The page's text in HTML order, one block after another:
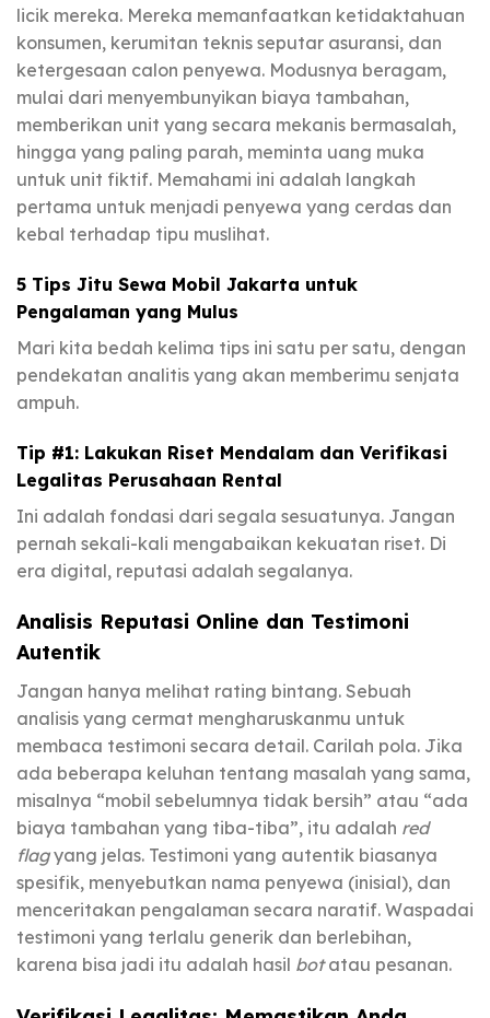
licik mereka. Mereka memanfaatkan ketidaktahuan
konsumen, kerumitan teknis seputar asuransi, dan
ketergesaan calon penyewa. Modusnya beragam,
mulai dari menyembunyikan biaya tambahan,
memberikan unit yang secara mekanis bermasalah,
hingga yang paling parah, meminta uang muka
untuk unit fiktif. Memahami ini adalah langkah
pertama untuk menjadi penyewa yang cerdas dan
kebal terhadap tipu muslihat.
5 Tips Jitu Sewa Mobil Jakarta untuk
Pengalaman yang Mulus
Mari kita bedah kelima tips ini satu per satu, dengan
pendekatan analitis yang akan memberimu senjata
ampuh.
Tip #1: Lakukan Riset Mendalam dan Verifikasi
Legalitas Perusahaan Rental
Ini adalah fondasi dari segala sesuatunya. Jangan
pernah sekali-kali mengabaikan kekuatan riset. Di
era digital, reputasi adalah segalanya.
Analisis Reputasi Online dan Testimoni
Autentik
Jangan hanya melihat rating bintang. Sebuah
analisis yang cermat mengharuskanmu untuk
membaca testimoni secara detail. Carilah pola. Jika
ada beberapa keluhan tentang masalah yang sama,
misalnya “mobil sebelumnya tidak bersih” atau “ada
biaya tambahan yang tiba-tiba”, itu adalah red
flagyang jelas. Testimoni yang autentik biasanya
spesifik, menyebutkan nama penyewa (inisial), dan
menceritakan pengalaman secara naratif. Waspadai
testimoni yang terlalu generik dan berlebihan,
karena bisa jadi itu adalah hasil botatau pesanan.